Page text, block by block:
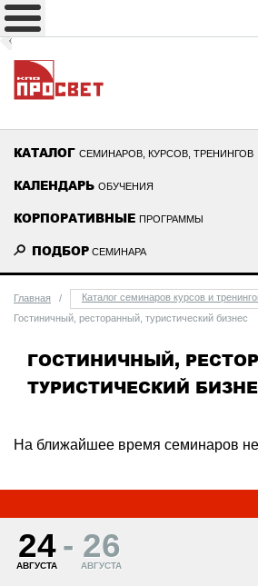
КАТАЛОГ СЕМИНАРОВ, КУРСОВ, ТРЕНИНГОВ
КАЛЕНДАРЬ ОБУЧЕНИЯ
КОРПОРАТИВНЫЕ ПРОГРАММЫ
ПОДБОР СЕМИНАРА
Главная / Каталог семинаров курсов и
Гостиничный, ресторанный, туристический бизнес
ГОСТИНИЧНЫЙ,
ТУРИСТИЧЕСКИЙ
На ближайшее время семинаров
24
АВГУСТА
- 26
АВГУСТА